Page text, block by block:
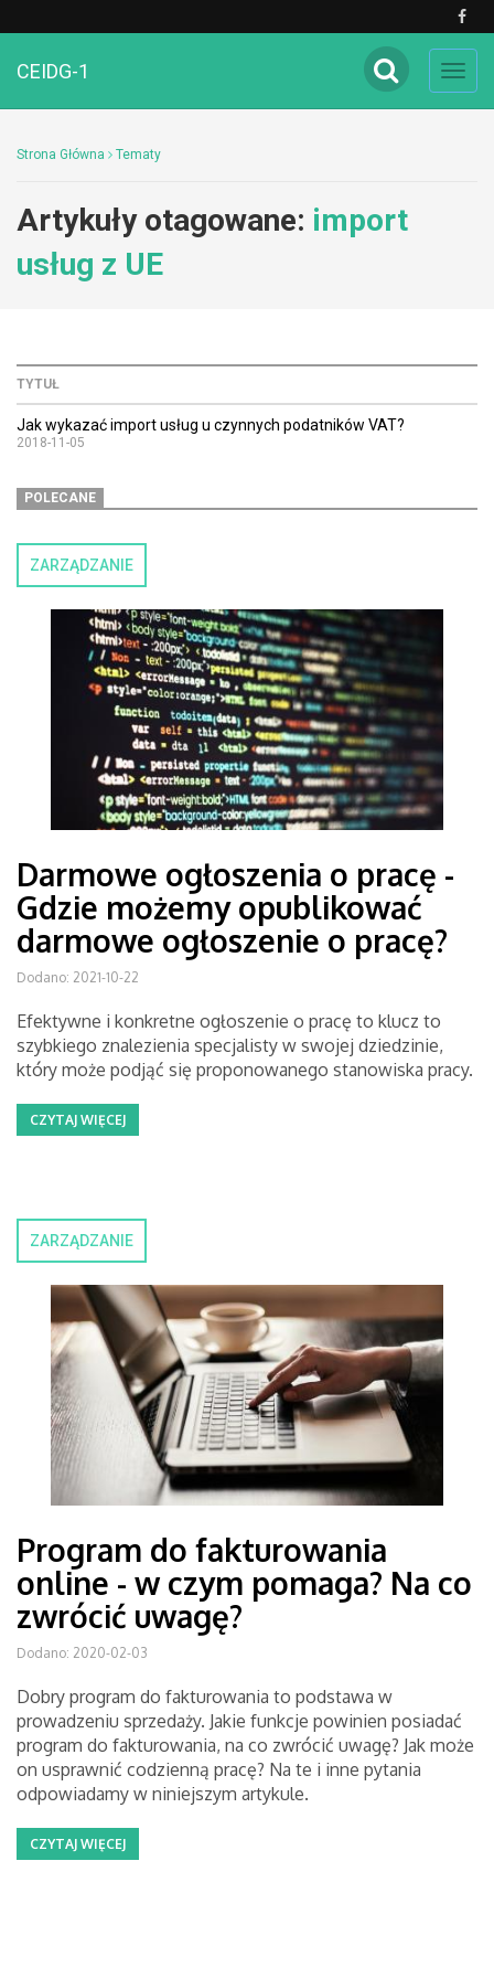
CEIDG-1
Strona Główna Tematy
Artykuły otagowane: import
usług z UE
TYTUŁ
Jak wykazać import usług u czynnych podatników VAT?
2018-11-05
POLECANE
ZARZĄDZANIE
Darmowe ogłoszenia o pracę -
Gdzie możemy opublikować
darmowe ogłoszenie o pracę?
Dodano: 2021-10-22
Efektywne i konkretne ogłoszenie o pracę to klucz to
szybkiego znalezienia specjalisty w swojej dziedzinie,
który może podjąć się proponowanego stanowiska pracy.
CZYTAJ WIĘCEJ
ZARZĄDZANIE
Program do fakturowania
online - w czym pomaga? Na co
zwrócić uwagę?
Dodano: 2020-02-03
Dobry program do fakturowania to podstawa w
prowadzeniu sprzedaży. Jakie funkcje powinien posiadać
program do fakturowania, na co zwrócić uwagę? Jak może
on usprawnić codzienną pracę? Na te i inne pytania
odpowiadamy w niniejszym artykule.
CZYTAJ WIĘCEJ